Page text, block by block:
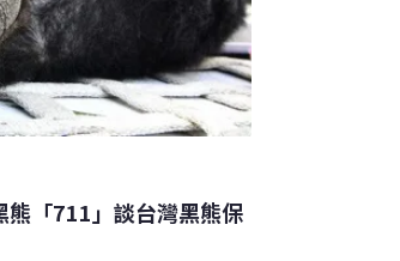
熊「711」談台灣黑熊保